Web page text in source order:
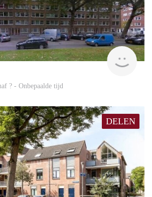
? - Onbepaalde tijd
DELEN